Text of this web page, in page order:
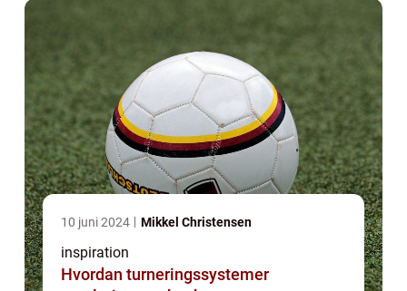
10 juni 2024 Mikkel Christensen
inspiration
Hvordan turneringssystemer